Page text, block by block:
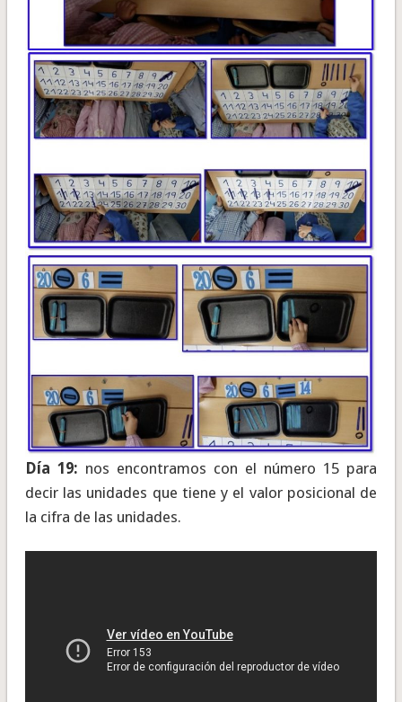
Día 19: nos encontramos con el número 15 para
decir las unidades que tiene y el valor posicional de
la cifra de las unidades.